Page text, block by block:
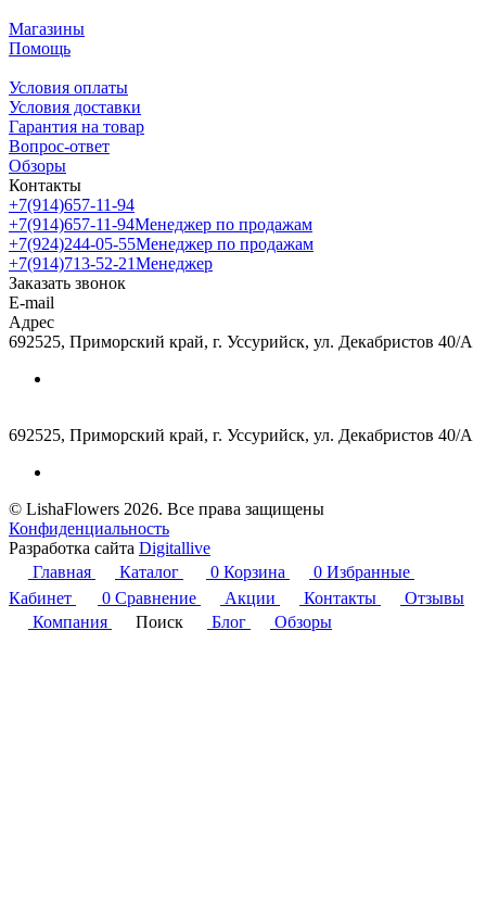
Магазины
Помощь
Условия оплаты
Условия доставки
Гарантия на товар
Вопрос-ответ
Обзоры
Контакты
+7(914)657-11-94
+7(914)657-11-94Менеджер по продажам
+7(924)244-05-55Менеджер по продажам
+7(914)713-52-21Менеджер
Заказать звонок
E-mail
Адрес
692525, Приморский край, г. Уссурийск, ул. Декабристов 40/А
692525, Приморский край, г. Уссурийск, ул. Декабристов 40/А
© LishaFlowers 2026. Все права защищены
Конфиденциальность
Разработка сайта Digitallive
Главная
Каталог 0 Корзина 0 Избранные
Кабинет
0 Сравнение Акции Контакты
Отзывы
Компания
Поиск Блог Обзоры